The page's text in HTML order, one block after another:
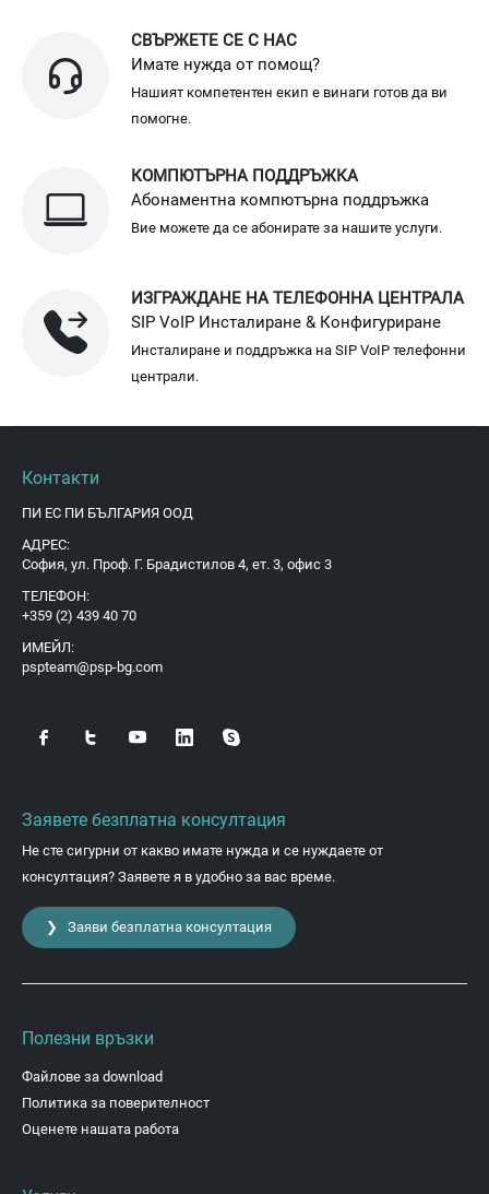
СВЪРЖЕТЕ СЕ С НАС
Имате нужда от помощ?
Нашият компетентен екип е винаги готов да ви
помогне.
КОМПЮТЪРНА ПОДДРЪЖКА
Абонаментна компютърна поддръжка
Вие можете да се абонирате за нашите услуги.
ИЗГРАЖДАНЕ НА ТЕЛЕФОННА ЦЕНТРАЛА
SIP VoIP Инсталиране & Конфигуриране
Инсталиране и поддръжка на SIP VoIP телефонни
централи.
Контакти
ПИ ЕС ПИ БЪЛГАРИЯ ООД
АДРЕС:
София, ул. Проф. Г. Брадистилов 4, ет. 3, офис 3
ТЕЛЕФОН:
+359 (2) 439 40 70
ИМЕЙЛ:
pspteam@psp-bg.com
Заявете безплатна консултация
Не сте сигурни от какво имате нужда и се нуждаете от
консултация? Заявете я в удобно за вас време.
❯ Заяви безплатна консултация
Полезни връзки
Файлове за download
Политика за поверителност
Оценете нашата работа